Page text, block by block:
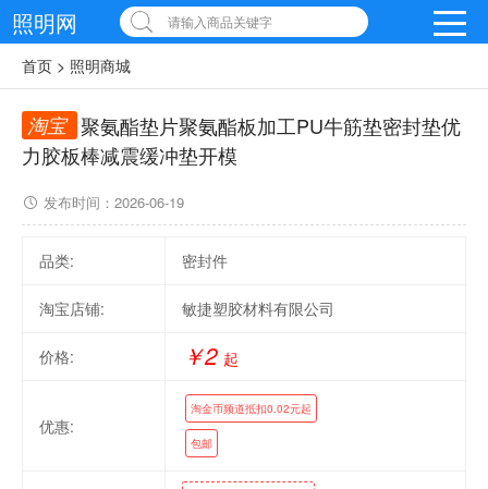
照明网 请输入商品关键字
首页 > 照明商城
淘宝 聚氨酯垫片聚氨酯板加工PU牛筋垫密封垫优
力胶板棒减震缓冲垫开模
发布时间： 2026-06-19
品类: 密封件
淘宝店铺: 敏捷塑胶材料有限公司
价格: ￥2 起
优惠:
淘金币频道抵扣0.02元起
包邮